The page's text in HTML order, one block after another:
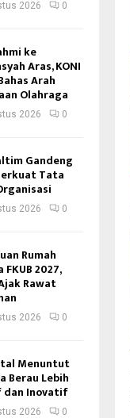
2026 0
ke
Aras, KONI
Arah
Olahraga
2026 0
Gandeng
Tata
2026 0
Rumah
2027,
Rawat
2026 0
Menuntut
Berau Lebih
Inovatif
2026 0